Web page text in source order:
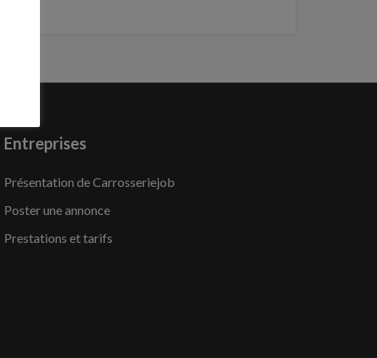
Entreprises
Présentation de Carrosseriejob
Poster une annonce
Prestations et tarifs